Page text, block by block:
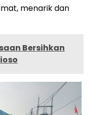
menarik dan
Bersihkan